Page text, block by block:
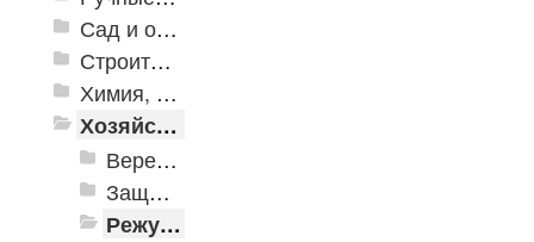
Сад и огород
Строительная Химия и принадлежности
Химия, крепеж, СИЗ
Хозяйственные принадлежности
Веревки, шнуры, шпагаты, стяжки
Защита от насекомых и вредителей
Режущие инструменты